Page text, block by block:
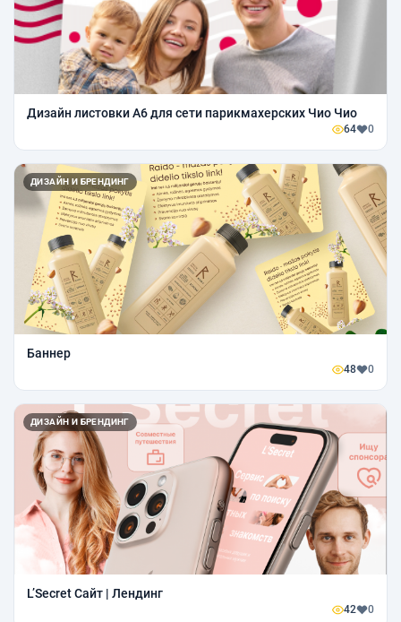
Дизайн листовки А6 для сети парикмахерских Чио Чио
64 0
ДИЗАЙН И БРЕНДИНГ
Баннер
48 0
ДИЗАЙН И БРЕНДИНГ
L’Secret Сайт | Лендинг
42 0